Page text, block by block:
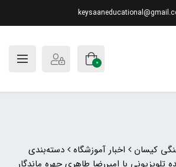
0
کیسان اخبار آموزشگاه
دسته‌بندی